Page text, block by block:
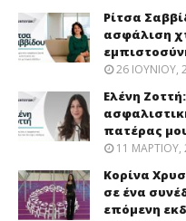
Ρίτσα
ασφάλιση
26 ΙΟΥΝΊΟΥ,
Ελένη
πατέρας
11 ΜΑΡΤΊΟΥ,
Κορίνα
σε ένα
επόμενη